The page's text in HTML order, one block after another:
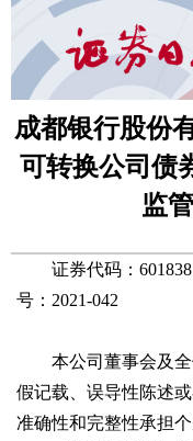
成都银行股份
可转换公司债
监
证券代码：
号：2021-042
本公司董事会及全
假记载、误导性陈述
准确性和完整性承担个